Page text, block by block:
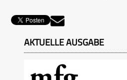
AKTUELLE AUSGABE